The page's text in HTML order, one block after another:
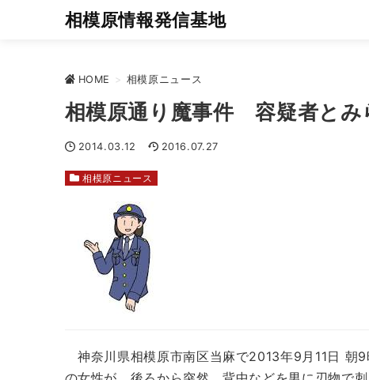
相模原情報発信基地
HOME > 相模原ニュース
相模原通り魔事件 容疑者とみ
2014.03.12 2016.07.27
相模原ニュース
神奈川県相模原市南区当麻で2013年9月11日 朝